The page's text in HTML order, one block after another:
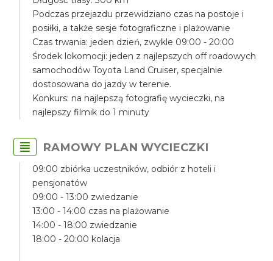
Podczas przejazdu przewidziano czas na postoje i
posiłki, a także sesje fotograficzne i plażowanie
Czas trwania: jeden dzień, zwykle 09:00 - 20:00
Środek lokomocji: jeden z najlepszych off roadowych
samochodów Toyota Land Cruiser, specjalnie
dostosowana do jazdy w terenie.
Konkurs: na najlepszą fotografię wycieczki, na
najlepszy filmik do 1 minuty
RAMOWY PLAN WYCIECZKI
09:00 zbiórka uczestników, odbiór z hoteli i
pensjonatów
09:00 - 13:00 zwiedzanie
13:00 - 14:00 czas na plażowanie
14:00 - 18:00 zwiedzanie
18:00 - 20:00 kolacja